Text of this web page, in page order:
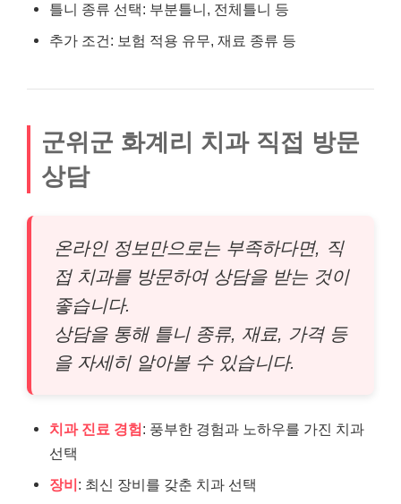
틀니 종류 선택: 부분틀니, 전체틀니 등
추가 조건: 보험 적용 유무, 재료 종류 등
군위군 화계리 치과 직접 방문
상담
온라인 정보만으로는 부족하다면, 직
접 치과를 방문하여 상담을 받는 것이
좋습니다.
상담을 통해 틀니 종류, 재료, 가격 등
을 자세히 알아볼 수 있습니다.
치과 진료 경험: 풍부한 경험과 노하우를 가진 치과
선택
장비: 최신 장비를 갖춘 치과 선택